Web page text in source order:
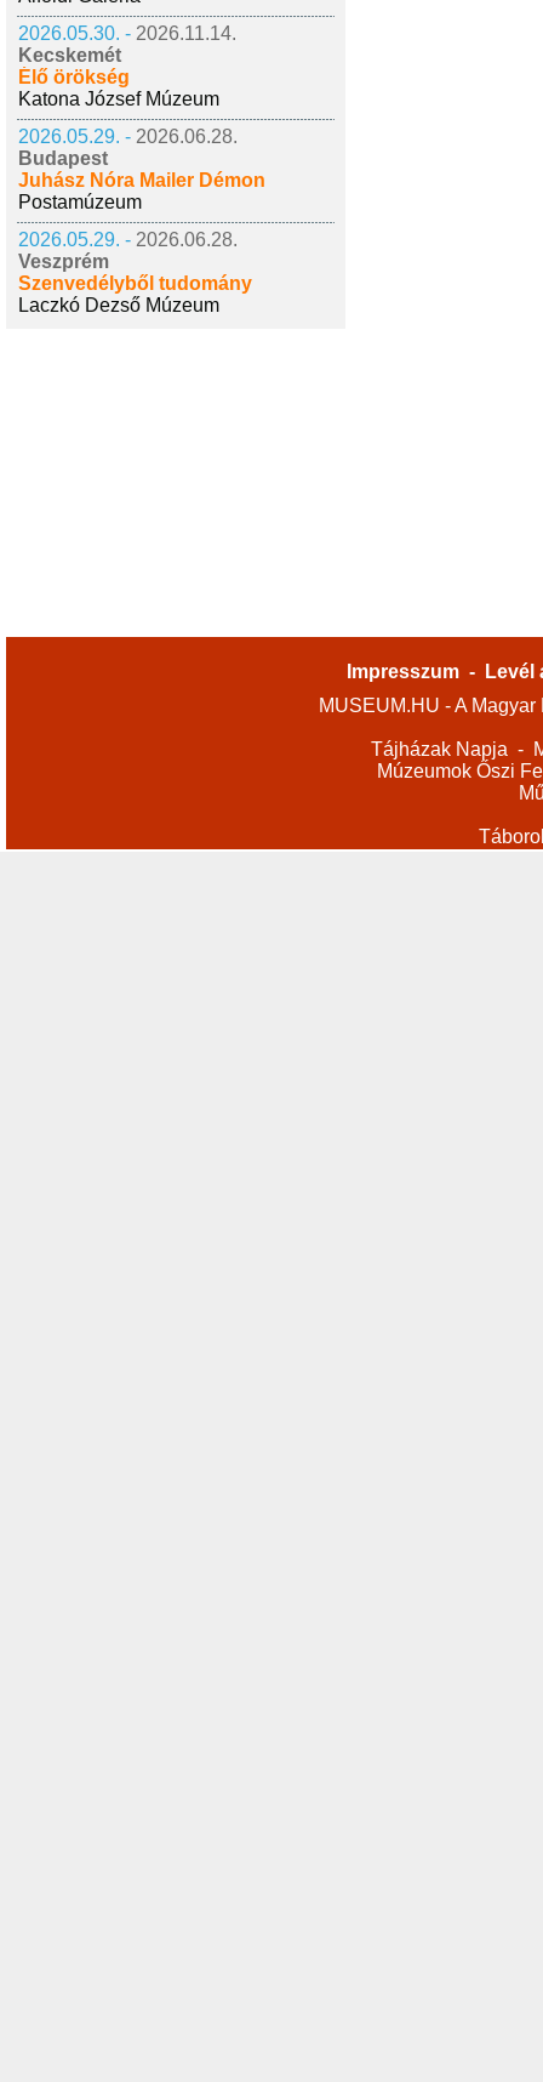
2026.05.30. - 2026.11.14.
Kecskemét
Élő örökség
Katona József Múzeum
2026.05.29. - 2026.06.28.
Budapest
Juhász Nóra Mailer Démon
Postamúzeum
2026.05.29. - 2026.06.28.
Veszprém
Szenvedélyből tudomány
Laczkó Dezső Múzeum
Impresszum -
Levél
MUSEUM.HU - A
Tájházak Napja -
Múzeumok Őszi